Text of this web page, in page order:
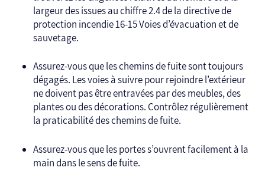
largeur des issues au chiffre 2.4 de la directive de
protection incendie 16-15 Voies d’évacuation et de
sauvetage.
Assurez-vous que les chemins de fuite sont toujours
dégagés. Les voies à suivre pour rejoindre l’extérieur
ne doivent pas être entravées par des meubles, des
plantes ou des décorations. Contrôlez régulièrement
la praticabilité des chemins de fuite.
Assurez-vous que les portes s’ouvrent facilement à la
main dans le sens de fuite.